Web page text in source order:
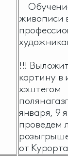
живописи
!!!
картину в
хэштегом
января, 9
проведем
от